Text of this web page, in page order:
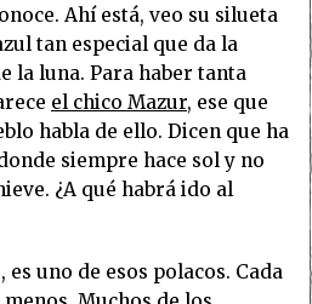
Ahí está, veo su silueta
tan especial que da la
la luna. Para haber tanta
el chico Mazur, ese que
habla de ello. Dicen que ha
siempre hace sol y no
¿A qué habrá ido al
es uno de esos polacos. Cada